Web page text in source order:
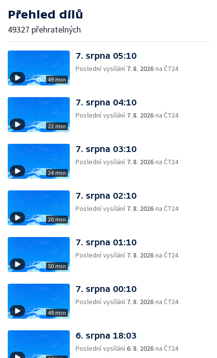
Přehled dílů
49327 přehratelných
49 min
7. srpna 05:10
Poslední vysílání 7. 8. 2026 na ČT24
22 min
7. srpna 04:10
Poslední vysílání 7. 8. 2026 na ČT24
24 min
7. srpna 03:10
Poslední vysílání 7. 8. 2026 na ČT24
20 min
7. srpna 02:10
Poslední vysílání 7. 8. 2026 na ČT24
50 min
7. srpna 01:10
Poslední vysílání 7. 8. 2026 na ČT24
49 min
7. srpna 00:10
Poslední vysílání 7. 8. 2026 na ČT24
6. srpna 18:03
Poslední vysílání6. 8. 2026 na ČT24